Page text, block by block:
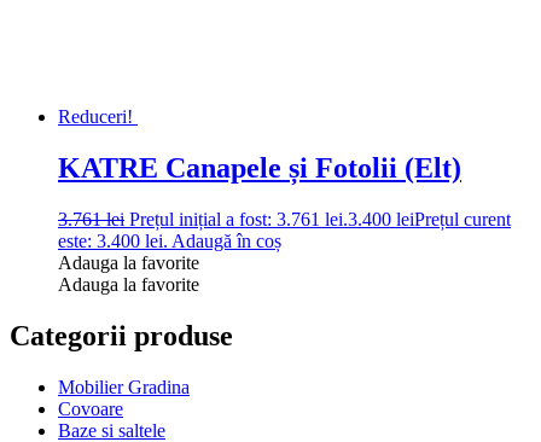
Reduceri!
KATRE Canapele și Fotolii (Elt)
3.761lei Prețul inițial a fost: 3.761 lei.3.400 leiPrețul curent
este: 3.400 lei. Adaugă în coș
Adauga la favorite
Adauga la favorite
Categorii produse
Mobilier Gradina
Covoare
Baze si saltele